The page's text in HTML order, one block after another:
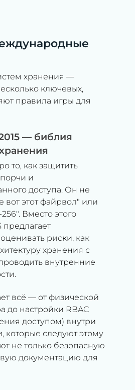
хранения —
ключевых,
правила игры для
— библия
то, как защитить
и
доступа. Он не
вот этот файрвол" или
Вместо этого
предлагает
риски, как
хранения с
внутренние
всё — от физической
до настройки RBAC
доступом) внутри
которые следуют этому
не только безопасную
документацию для